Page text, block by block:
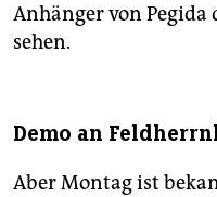
Anhänger von
sehen.
Demo an
Aber Montag ist